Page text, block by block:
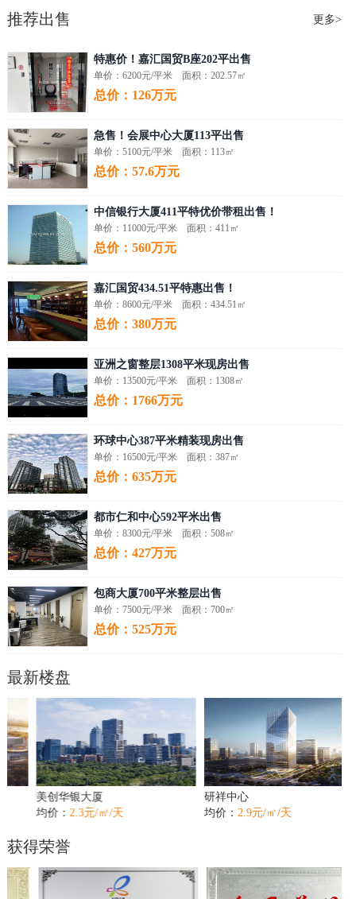
更多>
推荐出售
特惠价！嘉汇国贸B座202平出售
单价：6200元/平米 面积：202.57㎡
总价：126万元
急售！会展中心大厦113平出售
单价：5100元/平米 面积：113㎡
总价：57.6万元
中信银行大厦411平特优价带租出售！
单价：11000元/平米 面积：411㎡
总价：560万元
嘉汇国贸434.51平特惠出售！
单价：8600元/平米 面积：434.51㎡
总价：380万元
亚洲之窗整层1308平米现房出售
单价：13500元/平米 面积：1308㎡
总价：1766万元
环球中心387平米精装现房出售
单价：16500元/平米 面积：387㎡
总价：635万元
都市仁和中心592平米出售
单价：8300元/平米 面积：508㎡
总价：427万元
包商大厦700平米整层出售
单价：7500元/平米 面积：700㎡
总价：525万元
最新楼盘
美创华银大厦
均价：2.3元/㎡/天
研祥中心
均价：2.9元/㎡/天
获得荣誉